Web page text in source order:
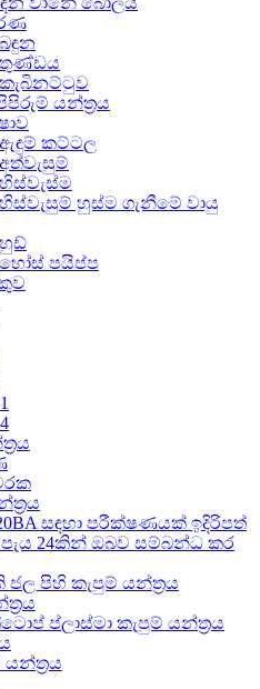
තුණ්ඩය
යන්ත්‍රය
කට්ටල
හුස්ම ගැනීමේ වායු
පයිප්ප
සඳහා පරීක්ෂණයක් ඉදිරිපත්
24කින් ඔබව සම්බන්ධ කර
ජල පිහි කැපුම් යන්ත්‍රය
ප්ලාස්මා කැපුම් යන්ත්‍රය